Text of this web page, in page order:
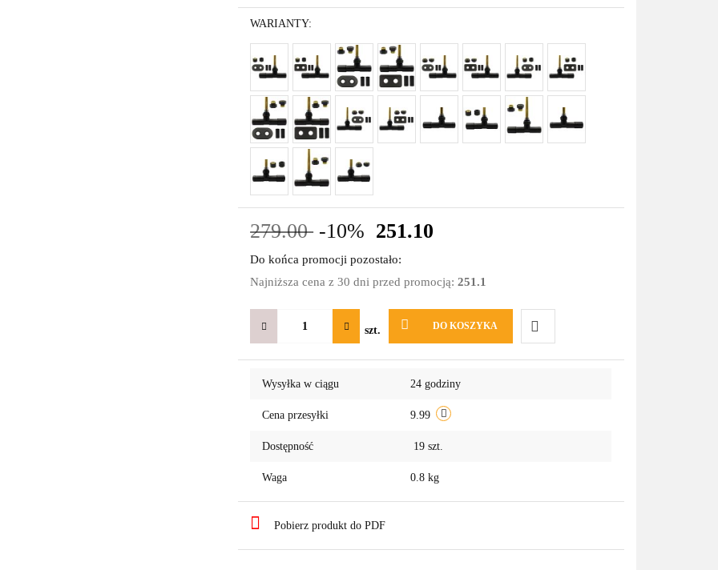
WARIANTY:
279.00 -10% 251.10
Do końca promocji pozostało:
Najniższa cena z 30 dni przed promocją:251.1
szt. DO KOSZYKA
Do
Wysyłka w ciągu 24 godziny
Cena przesyłki 9.99
Dostępność 19 szt.
Waga 0.8 kg
Pobierz produkt do PDF